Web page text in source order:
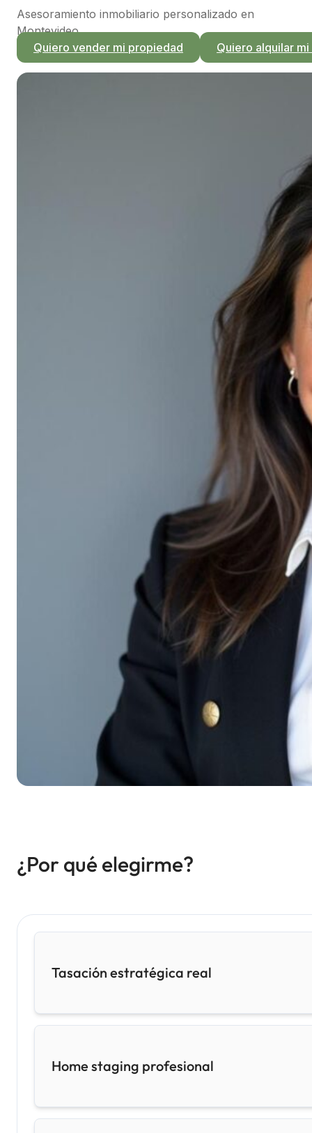
Asesoramiento inmobiliario personalizado en
Montevideo
Quiero vender mi propiedad
Quiero alquilar
¿Por qué elegirme?
Tasación estratégica real
Home staging profesional